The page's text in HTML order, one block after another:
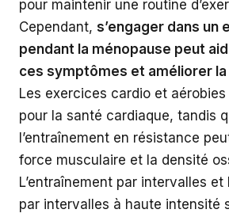
pour maintenir une routine
Cependant, s’engager dans un
pendant la ménopause peut
ces symptômes et améliorer
Les exercices cardio et
pour la santé cardiaque, tandis
l’entraînement en résistance
force musculaire et la densité
L’entraînement par intervalles et
par intervalles à haute intensité